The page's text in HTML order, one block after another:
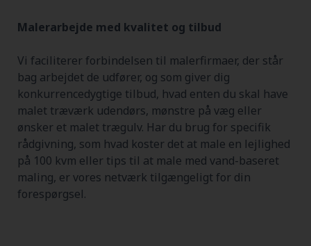
Malerarbejde med kvalitet og tilbud
Vi faciliterer forbindelsen til malerfirmaer, der står
bag arbejdet de udfører, og som giver dig
konkurrencedygtige tilbud, hvad enten du skal have
malet træværk udendørs, mønstre på væg eller
ønsker et malet trægulv. Har du brug for specifik
rådgivning, som hvad koster det at male en lejlighed
på 100 kvm eller tips til at male med vand-baseret
maling, er vores netværk tilgængeligt for din
forespørgsel.